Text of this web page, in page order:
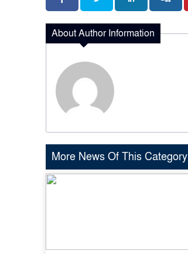
About Author Information
More News Of This Category